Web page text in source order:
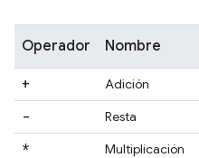
Operador Nombre
+ Adición
-
Resta
*
Multiplicación